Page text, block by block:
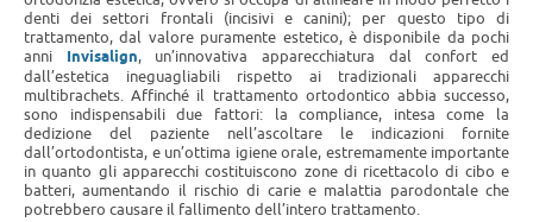
denti dei settori frontali (incisivi e canini); per questo tipo di
trattamento, dal valore puramente estetico, è disponibile da pochi
anni Invisalign, un’innovativa apparecchiatura dal confort ed
dall’estetica ineguagliabili rispetto ai tradizionali apparecchi
multibrachets. Affinché il trattamento ortodontico abbia successo,
sono indispensabili due fattori: la compliance, intesa come la
dedizione del paziente nell’ascoltare le indicazioni fornite
dall’ortodontista, e un’ottima igiene orale, estremamente importante
in quanto gli apparecchi costituiscono zone di ricettacolo di cibo e
batteri, aumentando il rischio di carie e malattia parodontale che
potrebbero causare il fallimento dell’intero trattamento.